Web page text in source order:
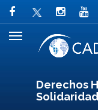
Derechos